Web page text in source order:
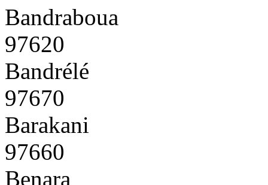
Bandraboua
97620
Bandrélé
97670
Barakani
97660
Benara